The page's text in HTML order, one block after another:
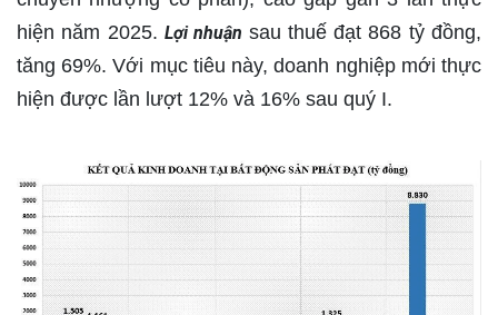
hiện năm 2025. Lợi nhuận sau thuế đạt 868 tỷ đồng,
tăng 69%. Với mục tiêu này, doanh nghiệp mới thực
hiện được lần lượt 12% và 16% sau quý I.